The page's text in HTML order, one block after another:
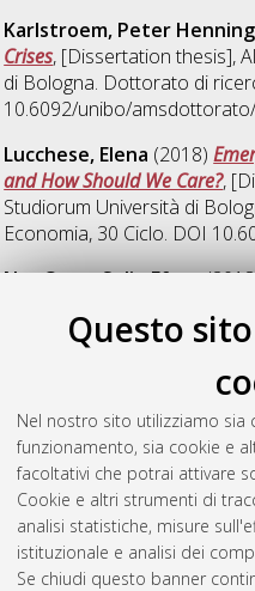
Questo
Nel nostro sito utilizziamo sia
funzionamento, sia cookie e
facoltativi che potrai attivare
Cookie e altri strumenti di
analisi statistiche, misure
istituzionale e analisi dei
Se chiudi questo banner
Karlstroem, Peter Henning
Crises, [Dissertation thesis],
di Bologna. Dottorato di
10.6092/unibo/
Lucchese, Elena (2018)
and How Should We Care?,
Studiorum Università di
Economia, 30 Ciclo. DOI
Nas Ozen, Selin Efsan
Università di Bologna.
Economics, [Dissertation
Università di Bologna.
Ciclo. DOI 10.6092/unibo/
Questa lista e' stata